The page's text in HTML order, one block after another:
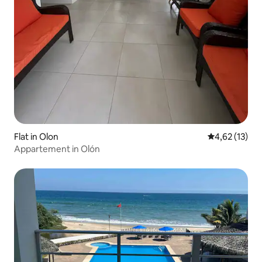
Flat in Olon Gemiddelde
4,62 (13)
Appartement in Olón